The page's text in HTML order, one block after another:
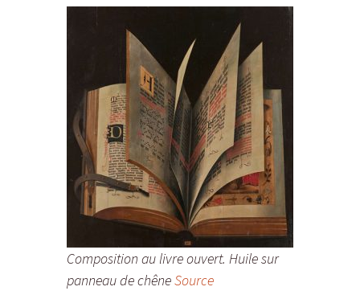
Composition au livre ouvert. Huile sur
panneau de chêneSource